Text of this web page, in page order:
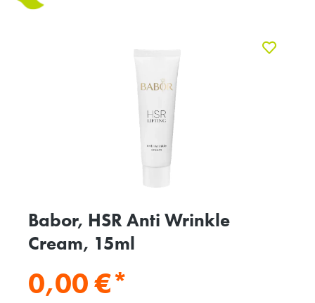
Babor, HSR Anti Wrinkle
Cream, 15ml
0,00 €*